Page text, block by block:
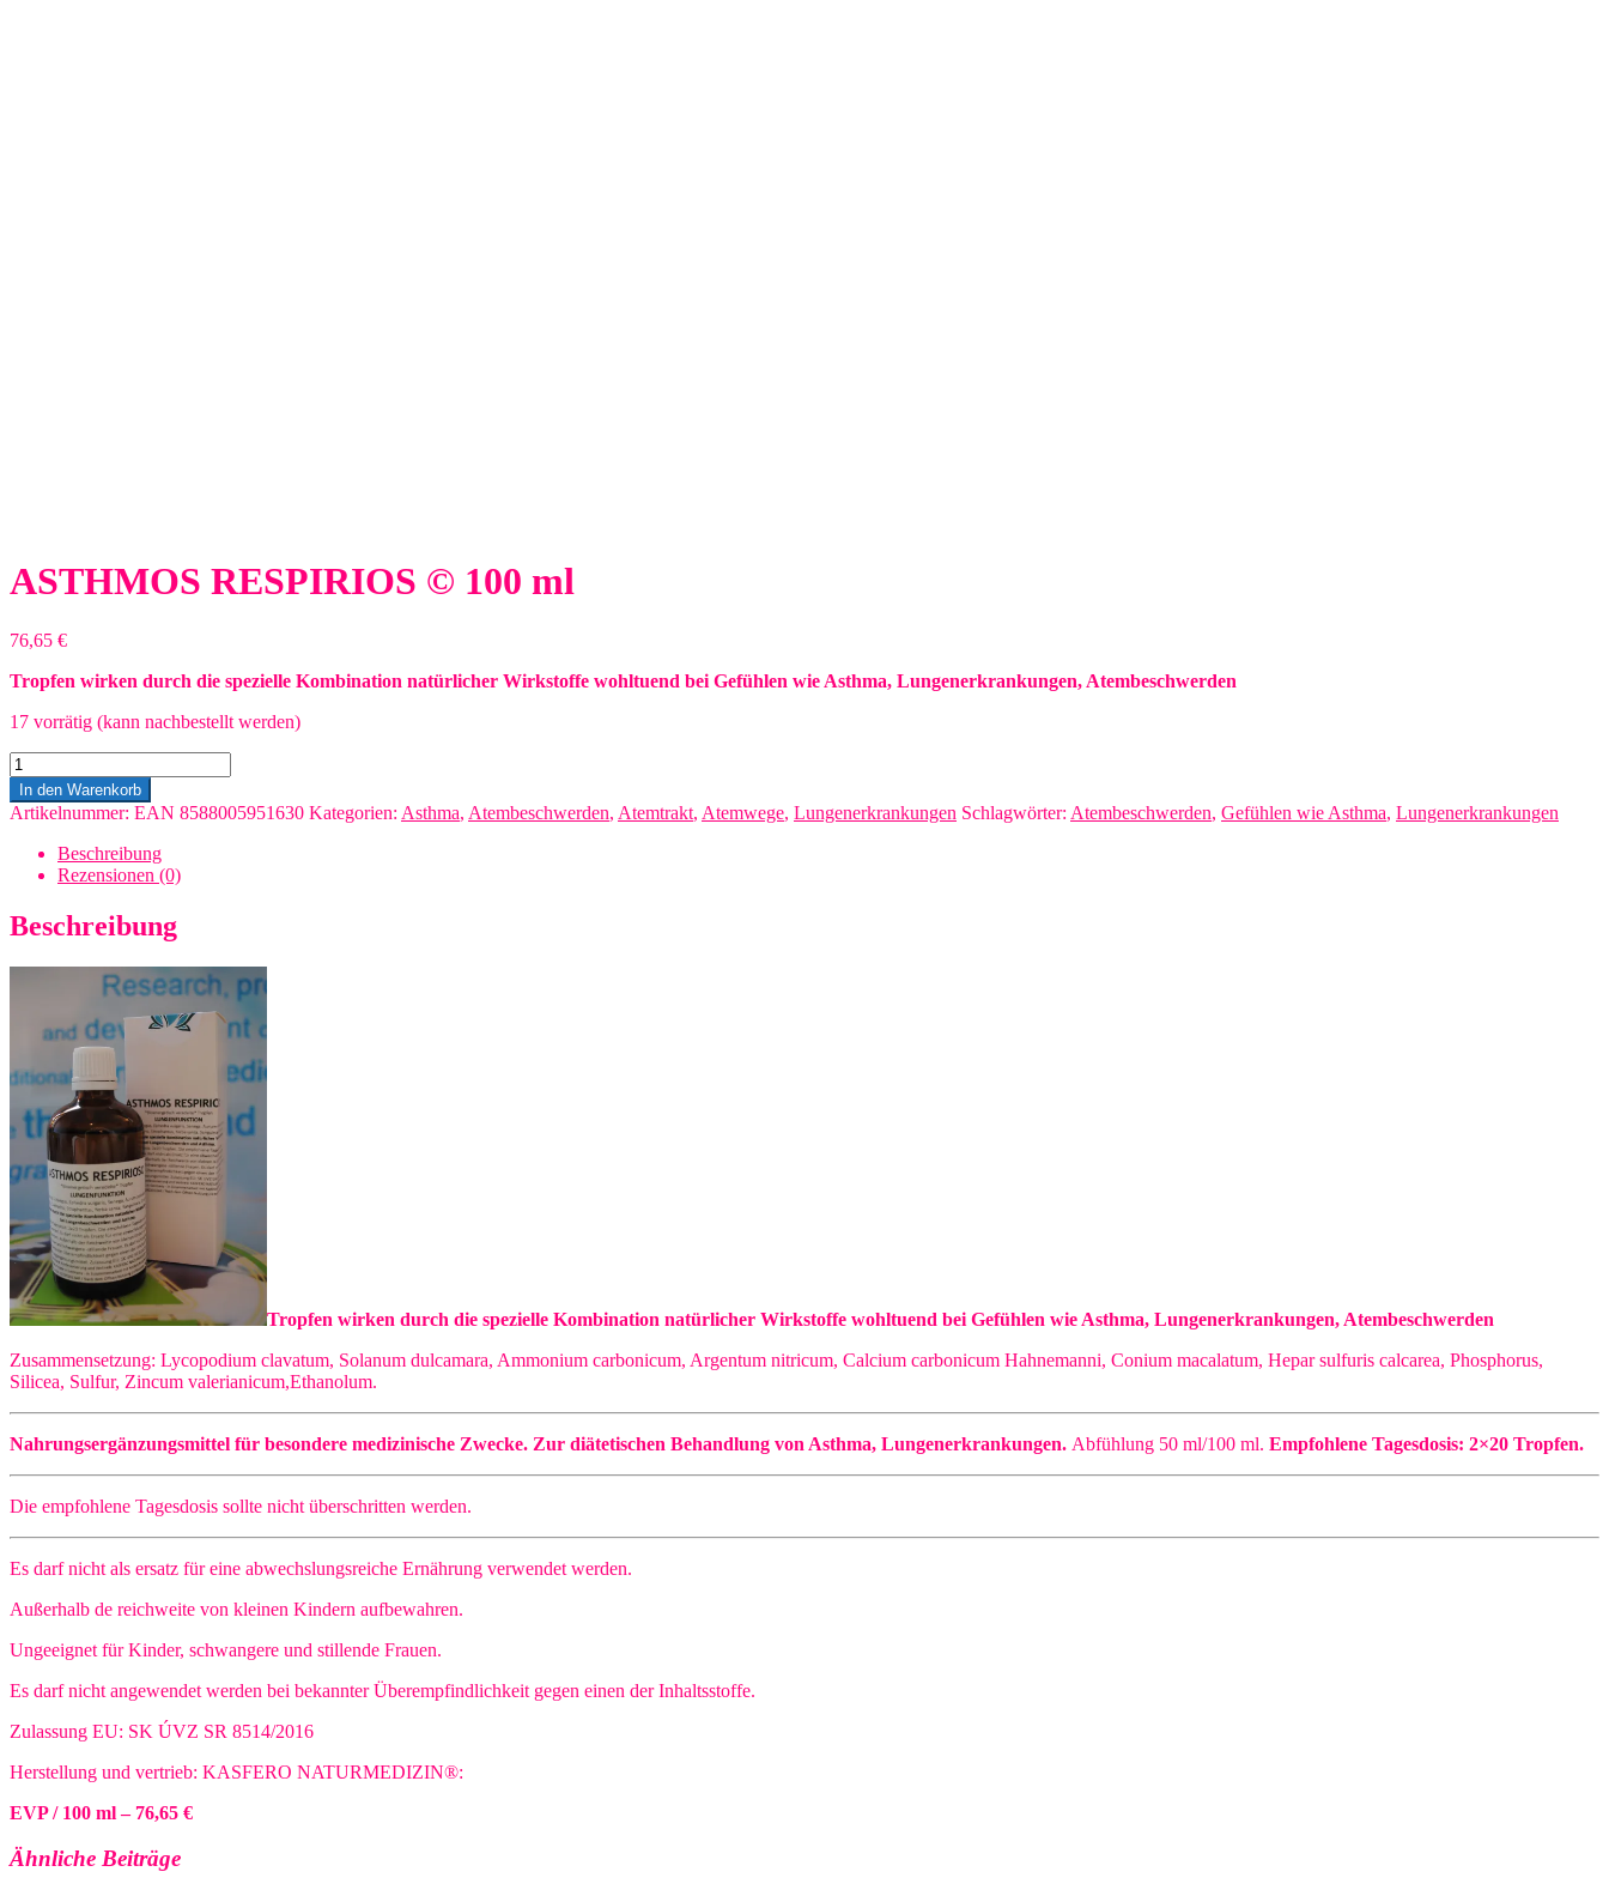
ASTHMOS RESPIRIOS © 100 ml
76,65 €
Tropfen wirken durch die spezielle Kombination natürlicher Wirkstoffe wohltuend bei Gefühlen wie Asthma, Lungenerkrankungen, Atembeschwerden
17 vorrätig (kann nachbestellt werden)
ASTHMOS
RESPIRIOS
©
100
Menge
In den Warenkorb
Artikelnummer: EAN 8588005951630 Kategorien: Asthma, Atembeschwerden, Atemtrakt, Atemwege, Lungenerkrankungen Schlagwörter: Atembeschwerden, Gefühlen wie Asthma, Lungenerkrankungen
Beschreibung
Rezensionen (0)
Beschreibung
Tropfen wirken durch die spezielle Kombination natürlicher Wirkstoffe wohltuend bei Gefühlen wie Asthma, Lungenerkrankungen, Atembeschwerden
Zusammensetzung: Lycopodium clavatum, Solanum dulcamara, Ammonium carbonicum, Argentum nitricum, Calcium carbonicum Hahnemanni, Conium macalatum, Hepar sulfuris calcarea, Phosphorus,
Silicea, Sulfur, Zincum valerianicum,Ethanolum.
Nahrungsergänzungsmittel für besondere medizinische Zwecke. Zur diätetischen Behandlung von Asthma, Lungenerkrankungen. Abfühlung 50 ml/100 ml. Empfohlene Tagesdosis: 2×20 Tropfen.
Die empfohlene Tagesdosis sollte nicht überschritten werden.
Es darf nicht als ersatz für eine abwechslungsreiche Ernährung verwendet werden.
Außerhalb de reichweite von kleinen Kindern aufbewahren.
Ungeeignet für Kinder, schwangere und stillende Frauen.
Es darf nicht angewendet werden bei bekannter Überempfindlichkeit gegen einen der Inhaltsstoffe.
Zulassung EU: SK ÚVZ SR 8514/2016
Herstellung und vertrieb: KASFERO NATURMEDIZIN®:
EVP / 100 ml – 76,65 €
Ähnliche Beiträge